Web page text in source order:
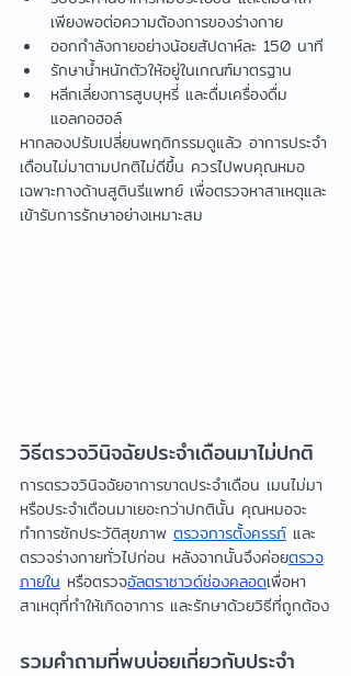
เพียงพอต่อความต้องการของร่างกาย
ออกกำลังกายอย่างน้อยสัปดาห์ละ 150 นาที
รักษาน้ำหนักตัวให้อยู่ในเกณฑ์มาตรฐาน
หลีกเลี่ยงการสูบบุหรี่ และดื่มเครื่องดื่ม
แอลกอฮอล์
หากลองปรับเปลี่ยนพฤติกรรมดูแล้ว อาการประจำ
เดือนไม่มาตามปกติไม่ดีขึ้น ควรไปพบคุณหมอ
เฉพาะทางด้านสูตินรีแพทย์ เพื่อตรวจหาสาเหตุและ
เข้ารับการรักษาอย่างเหมาะสม
วิธีตรวจวินิจฉัยประจำเดือนมาไม่ปกติ
การตรวจวินิจฉัยอาการขาดประจำเดือน เมนไม่มา
หรือประจำเดือนมาเยอะกว่าปกตินั้น คุณหมอจะ
ทำการซักประวัติสุขภาพ ตรวจการตั้งครรภ์ และ
ตรวจร่างกายทั่วไปก่อน หลังจากนั้นจึงค่อยตรวจ
ภายใน หรือตรวจอัลตราซาวด์ช่องคลอดเพื่อหา
สาเหตุที่ทำให้เกิดอาการ และรักษาด้วยวิธีที่ถูกต้อง
รวมคำถามที่พบบ่อยเกี่ยวกับประจำ